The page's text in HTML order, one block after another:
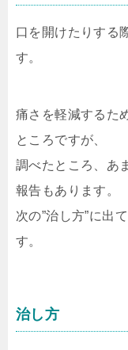
口を開けたりする
す。
痛さを軽減するた
ところですが、
調べたところ、あ
報告もあります。
次の”治し方”に出
す。
治し方